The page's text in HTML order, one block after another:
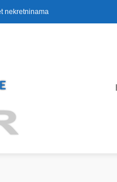
nekretninama